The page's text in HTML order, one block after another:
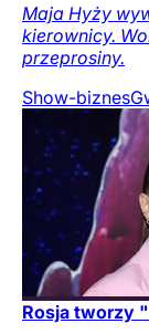
Maja Hyży
kierownicy.
przeprosiny.
Show-biznes
Rosja tworzy